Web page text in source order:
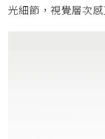
光細節，視覺層次感